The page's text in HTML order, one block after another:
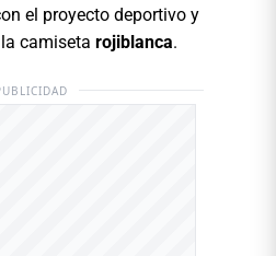
el proyecto deportivo y
camiseta rojiblanca.